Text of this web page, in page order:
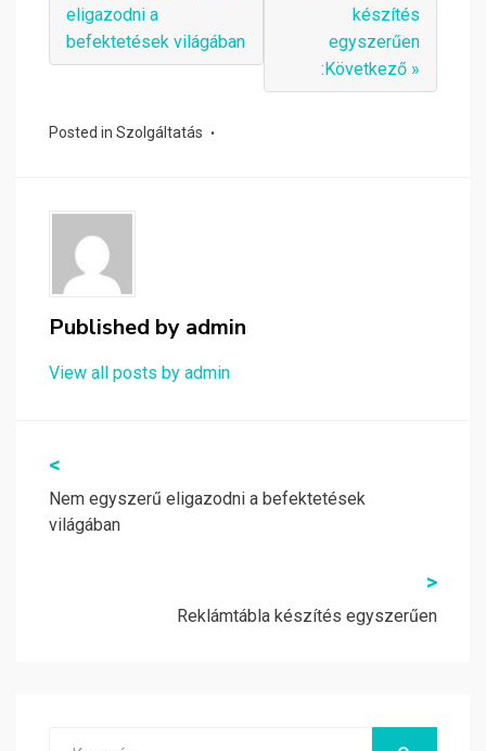
eligazodni a
befektetések világában
készítés
egyszerűen
:Következő »
Posted in Szolgáltatás
Published by admin
View all posts by admin
Bejegyzés
navigáció
<
Nem egyszerű eligazodni a befektetések
világában
>
Reklámtábla készítés egyszerűen